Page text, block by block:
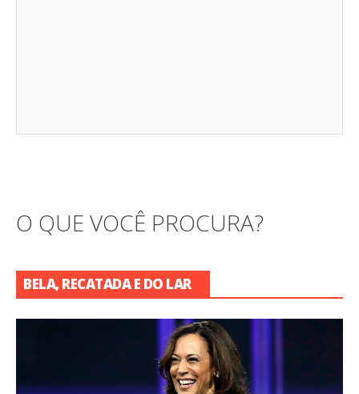
O QUE VOCÊ PROCURA?
BELA, RECATADA E DO LAR